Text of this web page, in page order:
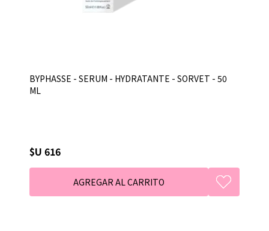
BYPHASSE - SERUM - HYDRATANTE - SORVET - 50
ML
$U 616